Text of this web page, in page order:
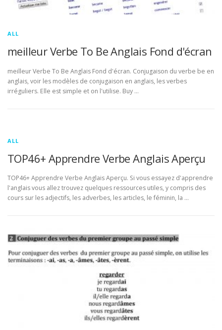
ALL
meilleur Verbe To Be Anglais Fond d'écran
meilleur Verbe To Be Anglais Fond d'écran. Conjugaison du verbe be en
anglais, voir les modèles de conjugaison en anglais, les verbes
irréguliers. Elle est simple et on l'utilise. Buy …
ALL
TOP46+ Apprendre Verbe Anglais Aperçu
TOP46+ Apprendre Verbe Anglais Aperçu. Si vous essayez d'apprendre
l'anglais vous allez trouvez quelques ressources utiles, y compris des
cours sur les adjectifs, les adverbes, les articles, le féminin, la …